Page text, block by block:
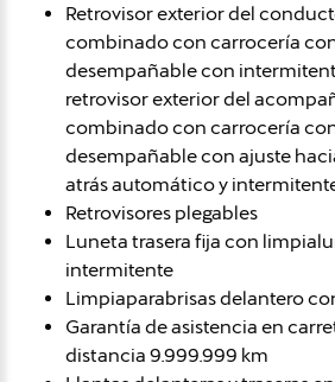
Retrovisor exterior del
combinado con carrocería
desempañable con
retrovisor exterior del
combinado con carrocería
desempañable con ajuste
atrás automático y
Retrovisores plegables
Luneta trasera fija con
intermitente
Limpiaparabrisas delantero
Garantía de asistencia en
distancia 9.999.999 km